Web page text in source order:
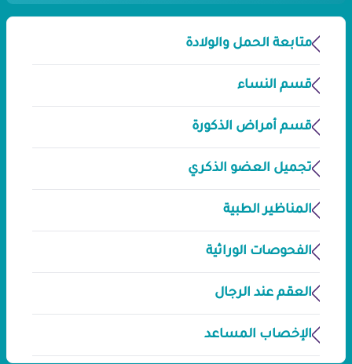
متابعة الحمل والولادة
قسم النساء
قسم أمراض الذكورة
تجميل العضو الذكري
المناظير الطبية
الفحوصات الوراثية
العقم عند الرجال
الإخصاب المساعد